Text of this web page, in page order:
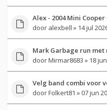
Alex - 2004 Mini Cooper
door alexbell » 14 jul
Mark Garbage run met
doorMirmar8683 » 18
Velg band combi voor
doorFolkert81 » 07 jun